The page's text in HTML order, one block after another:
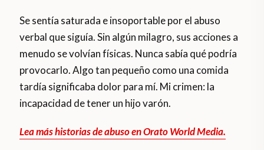
Se sentía saturada e insoportable por el abuso
verbal que siguía. Sin algún milagro, sus acciones a
menudo se volvían físicas. Nunca sabía qué podría
provocarlo. Algo tan pequeño como una comida
tardía significaba dolor para mí. Mi crimen: la
incapacidad de tener un hijo varón.
Lea más historias de abuso en Orato World Media.